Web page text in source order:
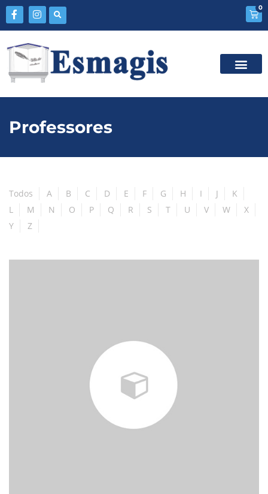
0
Professores
Todos A B C D E F G H I J
K
L
M N O P Q R S T U V W
X
Y
Z